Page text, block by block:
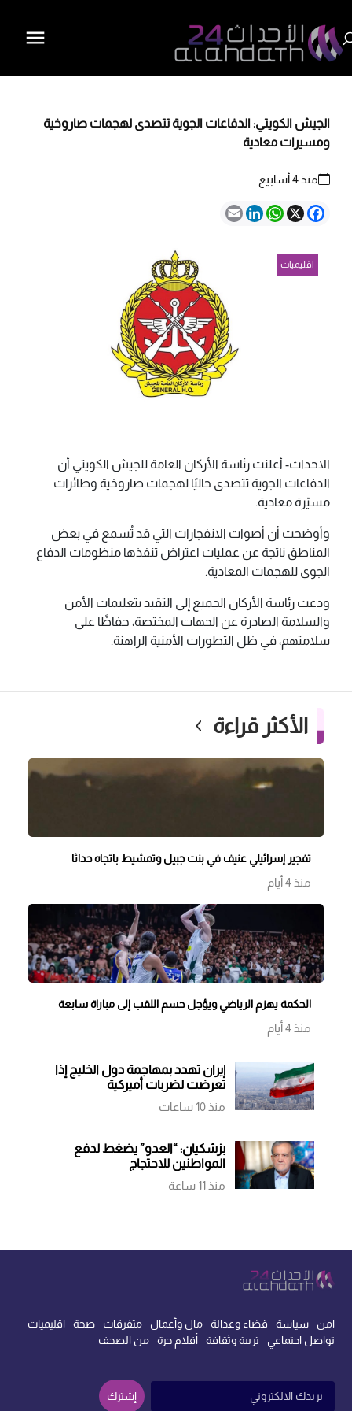
الجيش الكويتي: الدفاعات الجوية تتصدى لهجمات صاروخية
ومسيرات معادية
منذ 4 أسابيع
Facebook
X
WhatsApp
LinkedIn
Email
اقليميات
الاحداث- أعلنت رئاسة الأركان العامة للجيش الكويتي أن
الدفاعات الجوية تتصدى حاليًا لهجمات صاروخية وطائرات
مسيّرة معادية.
وأوضحت أن أصوات الانفجارات التي قد تُسمع في بعض
المناطق ناتجة عن عمليات اعتراض تنفذها منظومات الدفاع
الجوي للهجمات المعادية.
ودعت رئاسة الأركان الجميع إلى التقيد بتعليمات الأمن
والسلامة الصادرة عن الجهات المختصة، حفاظًا على
سلامتهم، في ظل التطورات الأمنية الراهنة.
الأكثر قراءة
تفجير إسرائيلي عنيف في بنت جبيل وتمشيط باتجاه حداثا
منذ 4 أيام
الحكمة يهزم الرياضي ويؤجل حسم اللقب إلى مباراة سابعة
منذ 4 أيام
إيران تهدد بمهاجمة دول الخليج إذا
تعرضت لضربات أميركية
منذ 10 ساعات
بزشكيان: “العدو” يضغط لدفع
المواطنين للاحتجاج
منذ 11 ساعة
امن سياسة قضاء وعدالة مال وأعمال متفرقات صحة
اقليميات
تواصل اجتماعي
تربية وثقافة أقلام حرة من الصحف
إشترك